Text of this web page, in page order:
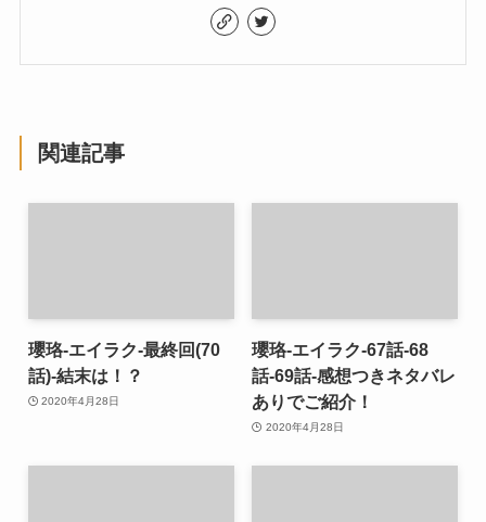
関連記事
瓔珞-エイラク-最終回(70
話)-結末は！？
2020年4月28日
瓔珞-エイラク-67話-68
話-69話-感想つきネタバレ
ありでご紹介！
2020年4月28日